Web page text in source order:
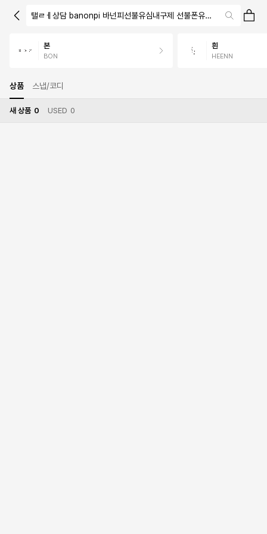
탤ㄹㅔ상담 banonpi 바넌피선불유심내구제 선불폰유심사는곳정보 장
본
BON
흰
HEENN
상품 스냅/코디
새 상품 0 USED 0